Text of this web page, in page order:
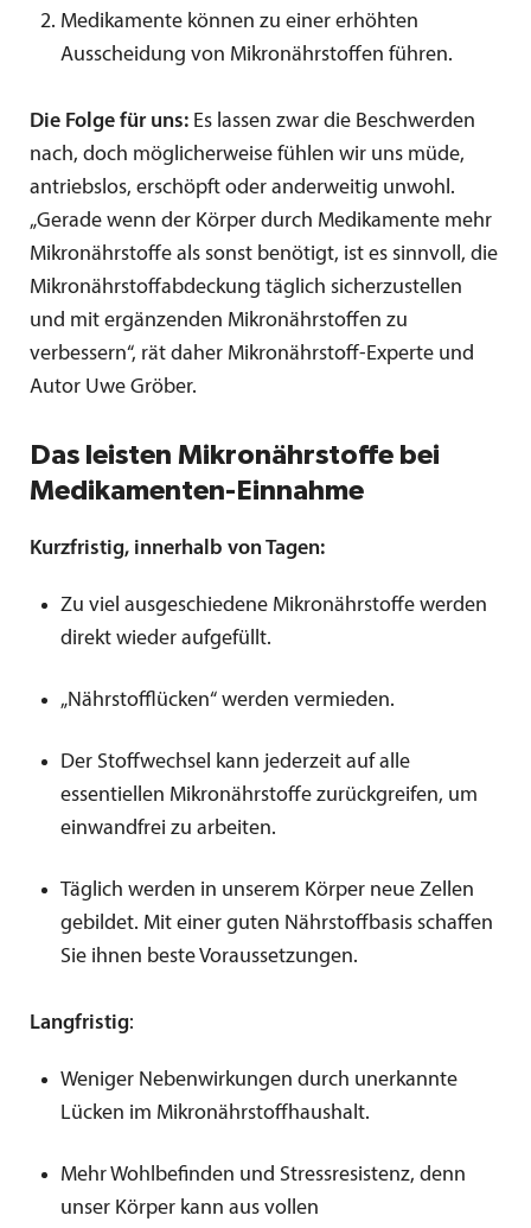
Medikamente können zu einer erhöhten
Ausscheidung von Mikronährstoffen führen.
Die Folge für uns: Es lassen zwar die Beschwerden
nach, doch möglicherweise fühlen wir uns müde,
antriebslos, erschöpft oder anderweitig unwohl.
„Gerade wenn der Körper durch Medikamente mehr
Mikronährstoffe als sonst benötigt, ist es sinnvoll, die
Mikronährstoffabdeckung täglich sicherzustellen
und mit ergänzenden Mikronährstoffen zu
verbessern“, rät daher Mikronährstoff-Experte und
Autor Uwe Gröber.
Das leisten Mikronährstoffe bei
Medikamenten-Einnahme
Kurzfristig, innerhalb von Tagen:
Zu viel ausgeschiedene Mikronährstoffe werden
direkt wieder aufgefüllt.
„Nährstofflücken“ werden vermieden.
Der Stoffwechsel kann jederzeit auf alle
essentiellen Mikronährstoffe zurückgreifen, um
einwandfrei zu arbeiten.
Täglich werden in unserem Körper neue Zellen
gebildet. Mit einer guten Nährstoffbasis schaffen
Sie ihnen beste Voraussetzungen.
Langfristig:
Weniger Nebenwirkungen durch unerkannte
Lücken im Mikronährstoffhaushalt.
Mehr Wohlbefinden und Stressresistenz, denn
unser Körper kann aus vollen